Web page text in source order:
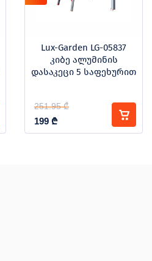
Lux-Garden LG-05837
კიბე ალუმინის
დასაკეცი 5 საფეხურით
251.95 ₾
199 ₾